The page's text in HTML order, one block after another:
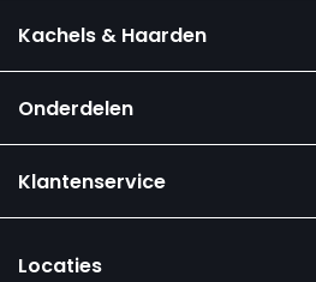
Kachels & Haarden
Onderdelen
Klantenservice
Locaties